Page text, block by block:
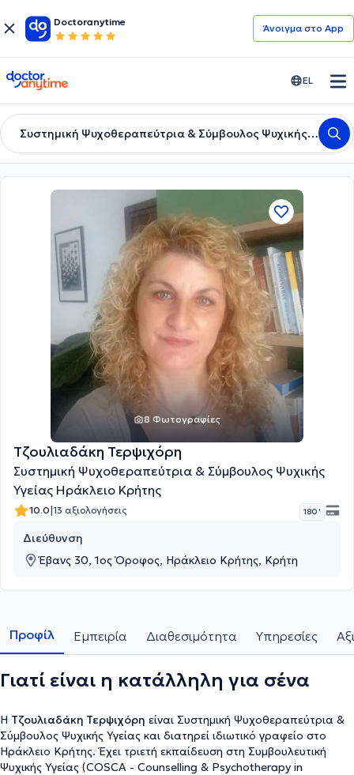
Doctoranytime
Άνοιγμα στο App
doctoranytime EL
Συστημική Ψυχοθεραπεύτρια & Σύμβουλος Ψυχικής Υγείας
8 Φωτογραφίες
Τζουλιαδάκη Τερψιχόρη
Συστημική Ψυχοθεραπεύτρια & Σύμβουλος Ψυχικής
Υγείας Ηράκλειο Κρήτης
10.0|13 αξιολογήσεις 180 '
Διεύθυνση
Έβανς 30, 1ος Όροφος, Ηράκλειο Κρήτης, Κρήτη
Προφίλ Εμπειρία Διαθεσιμότητα Υπηρεσίες
Γιατί είναι η κατάλληλη για σένα
Η Τζουλιαδάκη Τερψιχόρη είναι Συστημική Ψυχοθεραπεύτρια &
Σύμβουλος Ψυχικής Υγείας και διατηρεί ιδιωτικό γραφείο στο
Ηράκλειο Κρήτης. Έχει τριετή εκπαίδευση στη Συμβουλευτική
Ψυχικής Υγείας (COSCA - Counselling & Psychotherapy in